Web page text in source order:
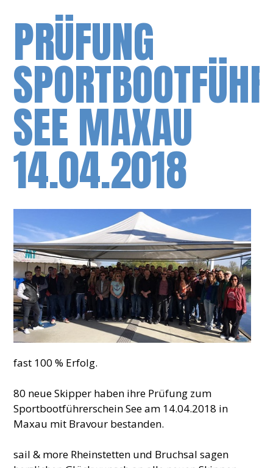
PRÜFUNG
SEE MAXAU
14.04.2018
fast 100 % Erfolg.
80 neue Skipper haben ihre Prüfung zum
Sportbootführerschein See am 14.04.2018 in
Maxau mit Bravour bestanden.
sail & more Rheinstetten und Bruchsal sagen